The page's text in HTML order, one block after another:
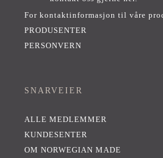
For kontaktinformasjon til våre
PRODUSENTER
PERSONVERN
SNARVEIER
ALLE MEDLEMMER
KUNDESENTER
OM NORWEGIAN MADE